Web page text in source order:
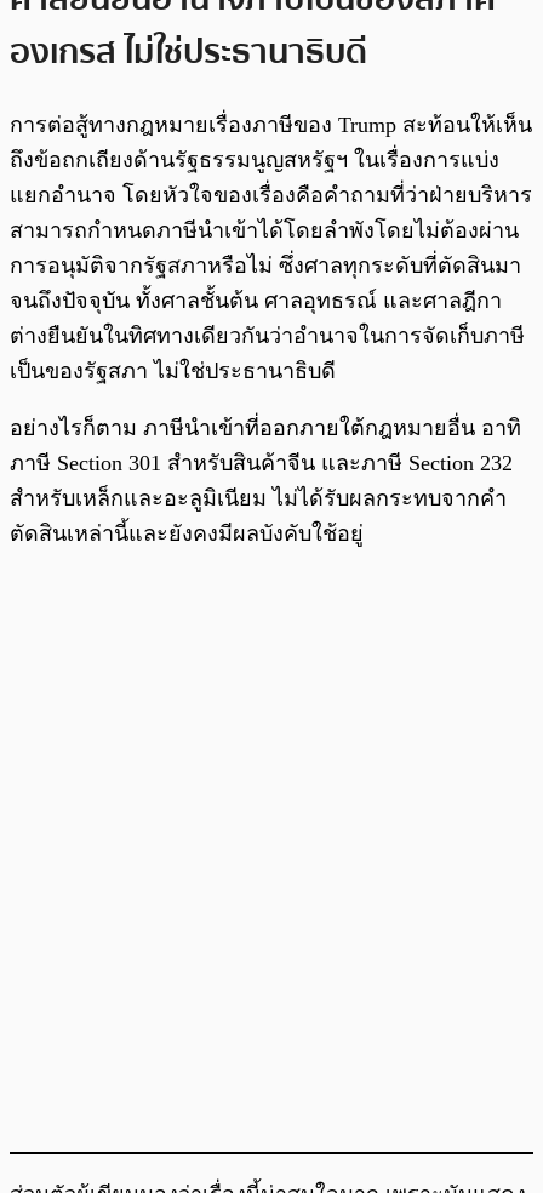
องเกรส ไม่ใช่ประธานาธิบดี
การต่อสู้ทางกฎหมายเรื่องภาษีของ Trump สะท้อนให้เห็น
ถึงข้อถกเถียงด้านรัฐธรรมนูญสหรัฐฯ ในเรื่องการแบ่ง
แยกอำนาจ โดยหัวใจของเรื่องคือคำถามที่ว่าฝ่ายบริหาร
สามารถกำหนดภาษีนำเข้าได้โดยลำพังโดยไม่ต้องผ่าน
การอนุมัติจากรัฐสภาหรือไม่ ซึ่งศาลทุกระดับที่ตัดสินมา
จนถึงปัจจุบัน ทั้งศาลชั้นต้น ศาลอุทธรณ์ และศาลฎีกา
ต่างยืนยันในทิศทางเดียวกันว่าอำนาจในการจัดเก็บภาษี
เป็นของรัฐสภา ไม่ใช่ประธานาธิบดี
อย่างไรก็ตาม ภาษีนำเข้าที่ออกภายใต้กฎหมายอื่น อาทิ
ภาษี Section 301 สำหรับสินค้าจีน และภาษี Section 232
สำหรับเหล็กและอะลูมิเนียม ไม่ได้รับผลกระทบจากคำ
ตัดสินเหล่านี้และยังคงมีผลบังคับใช้อยู่